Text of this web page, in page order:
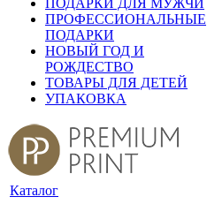
ПОДАРКИ ДЛЯ МУЖЧИ
ПРОФЕССИОНАЛЬНЫЕ
ПОДАРКИ
НОВЫЙ ГОД И
РОЖДЕСТВО
ТОВАРЫ ДЛЯ ДЕТЕЙ
УПАКОВКА
Каталог